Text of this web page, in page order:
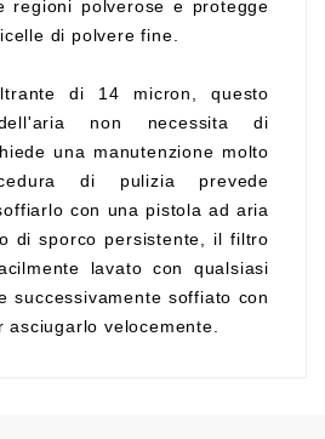
regioni polverose e protegge
di polvere fine.
di 14 micron, questo
non necessita di
una manutenzione molto
di pulizia prevede
con una pistola ad aria
di sporco persistente, il filtro
lavato con qualsiasi
successivamente soffiato con
velocemente.